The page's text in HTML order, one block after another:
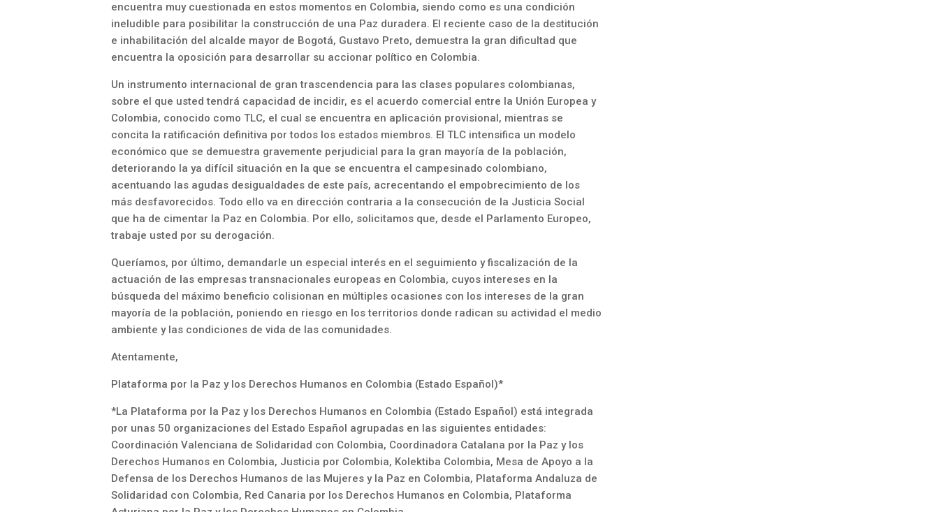
encuentra muy cuestionada en estos momentos en Colombia, siendo como es una condición
ineludible para posibilitar la construcción de una Paz duradera. El reciente caso de la destitución
e inhabilitación del alcalde mayor de Bogotá, Gustavo Preto, demuestra la gran dificultad que
encuentra la oposición para desarrollar su accionar político en Colombia.
Un instrumento internacional de gran trascendencia para las clases populares colombianas,
sobre el que usted tendrá capacidad de incidir, es el acuerdo comercial entre la Unión Europea y
Colombia, conocido como TLC, el cual se encuentra en aplicación provisional, mientras se
concita la ratificación definitiva por todos los estados miembros. El TLC intensifica un modelo
económico que se demuestra gravemente perjudicial para la gran mayoría de la población,
deteriorando la ya difícil situación en la que se encuentra el campesinado colombiano,
acentuando las agudas desigualdades de este país, acrecentando el empobrecimiento de los
más desfavorecidos. Todo ello va en dirección contraria a la consecución de la Justicia Social
que ha de cimentar la Paz en Colombia. Por ello, solicitamos que, desde el Parlamento Europeo,
trabaje usted por su derogación.
Queríamos, por último, demandarle un especial interés en el seguimiento y fiscalización de la
actuación de las empresas transnacionales europeas en Colombia, cuyos intereses en la
búsqueda del máximo beneficio colisionan en múltiples ocasiones con los intereses de la gran
mayoría de la población, poniendo en riesgo en los territorios donde radican su actividad el medio
ambiente y las condiciones de vida de las comunidades.
Atentamente,
Plataforma por la Paz y los Derechos Humanos en Colombia (Estado Español)*
*La Plataforma por la Paz y los Derechos Humanos en Colombia (Estado Español) está integrada
por unas 50 organizaciones del Estado Español agrupadas en las siguientes entidades:
Coordinación Valenciana de Solidaridad con Colombia, Coordinadora Catalana por la Paz y los
Derechos Humanos en Colombia, Justicia por Colombia, Kolektiba Colombia, Mesa de Apoyo a la
Defensa de los Derechos Humanos de las Mujeres y la Paz en Colombia, Plataforma Andaluza de
Solidaridad con Colombia, Red Canaria por los Derechos Humanos en Colombia, Plataforma